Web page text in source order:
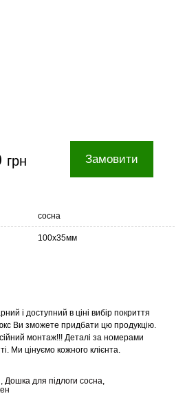
грн Замовити
сосна
100х35мм
і доступний в ціні вибір покриття
Ви зможете придбати цю продукцію.
монтаж!!! Деталі за номерами
Ми цінуємо кожного клієнта.
, Дошка для підлоги сосна,